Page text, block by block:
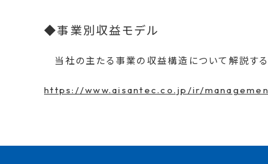
◆事業別収益モデル
当社の主たる事業の収益構造について解説する
https://www.aisantec.co.jp/ir/